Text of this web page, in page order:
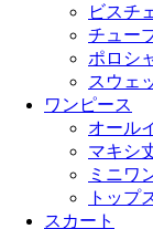
ビスチ
チュー
ポロシ
スウェ
ワンピース
オール
マキシ
ミニワ
トップ
スカート